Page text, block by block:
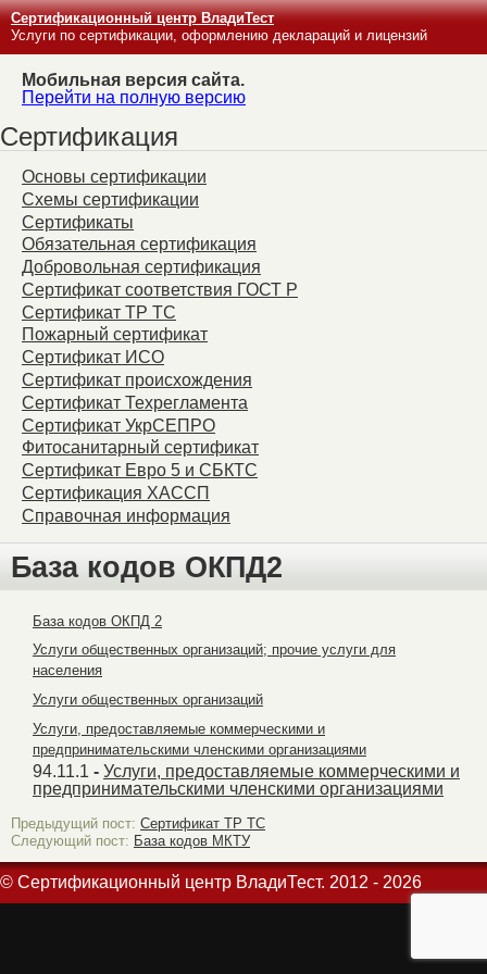
Сертификационный центр ВладиТест
Услуги по сертификации, оформлению деклараций и лицензий
Мобильная версия сайта.
Перейти на полную версию
Сертификация
Основы сертификации
Схемы сертификации
Сертификаты
Обязательная сертификация
Добровольная сертификация
Сертификат соответствия ГОСТ Р
Сертификат ТР ТС
Пожарный сертификат
Сертификат ИСО
Сертификат происхождения
Сертификат Техрегламента
Сертификат УкрСЕПРО
Фитосанитарный сертификат
Сертификат Евро 5 и СБКТС
Сертификация ХАССП
Справочная информация
База кодов ОКПД2
База кодов ОКПД 2
Услуги общественных организаций; прочие услуги для
населения
Услуги общественных организаций
Услуги, предоставляемые коммерческими и
предпринимательскими членскими организациями
94.11.1 - Услуги, предоставляемые коммерческими и
предпринимательскими членскими организациями
Предыдущий пост: Сертификат ТР ТС
Следующий пост: База кодов МКТУ
© Сертификационный центр ВладиТест. 2012 - 2026